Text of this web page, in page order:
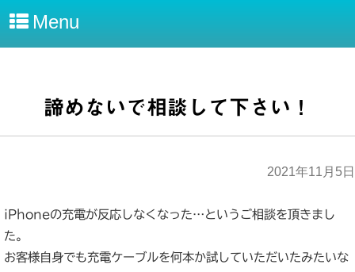
Menu
諦めないで相談して下さい！
2021年11月5日
iPhoneの充電が反応しなくなった…というご相談を頂きまし
た。
お客様自身でも充電ケーブルを何本か試していただいたみたいな